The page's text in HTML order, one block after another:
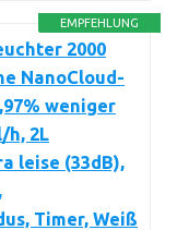
EMPFEHLUNG
2000
NanoCloud-
weniger
h, 2L
leise (33dB),
Timer, Weiß